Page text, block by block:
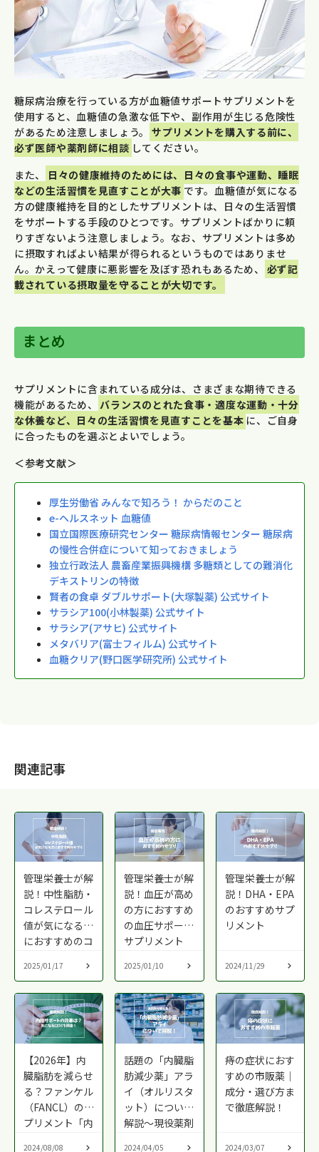
糖尿病治療を行っている方が血糖値サポートサプリメントを
使用すると、血糖値の急激な低下や、副作用が生じる危険性
があるため注意しましょう。
サプリメントを購入する前に、
必ず医師や薬剤師に相談 してください。
また、
日々の健康維持のためには、日々の食事や運動、睡眠
などの生活習慣を見直すことが大事 です。血糖値が気になる
方の健康維持を目的としたサプリメントは、日々の生活習慣
をサポートする手段のひとつです。サプリメントばかりに頼
りすぎないよう注意しましょう。なお、サプリメントは多め
に摂取すればよい結果が得られるというものではありませ
ん。かえって健康に悪影響を及ぼす恐れもあるため、
必ず記
載されている摂取量を守ることが大切です。
まとめ
サプリメントに含まれている成分は、さまざまな期待できる
機能があるため、
バランスのとれた食事・適度な運動・十分
な休養など、日々の生活習慣を見直すことを基本 に、ご自身
に合ったものを選ぶとよいでしょう。
＜参考文献＞
厚生労働省 みんなで知ろう！ からだのこと
e-ヘルスネット 血糖値
国立国際医療研究センター 糖尿病情報センター 糖尿病
の慢性合併症について知っておきましょう
独立行政法人 農畜産業振興機構 多糖類としての難消化
デキストリンの特徴
賢者の食卓 ダブルサポート(大塚製薬) 公式サイト
サラシア100(小林製薬) 公式サイト
サラシア(アサヒ) 公式サイト
メタバリア(富士フィルム) 公式サイト
血糖クリア(野口医学研究所) 公式サイト
関連記事
管理栄養士が解
説！中性脂肪・
コレステロール
値が気になる方
におすすめのコ
アサプリ
2025/01/17
管理栄養士が解
説！血圧が高め
の方におすすめ
の血圧サポート
サプリメント
2025/01/10
管理栄養士が解
説！DHA・EPA
のおすすめサプ
リメント
2024/11/29
【2026年】内
臓脂肪を減らせ
る？ファンケル
（FANCL）のサ
プリメント「内
2024/08/08
話題の「内臓脂
肪減少薬」アラ
イ（オルリスタ
ット）について
解説〜現役薬剤
2024/04/05
痔の症状におす
すめの市販薬｜
成分・選び方ま
で徹底解説！
2024/03/07